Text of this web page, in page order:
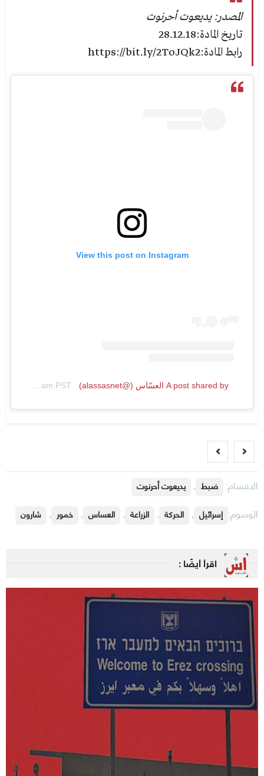
المصدر: يديعوت أحرنوت
تاريخ المادة:28.12.18
رابط المادة:https://bit.ly/2ToJQk2
View this post on Instagram
A post shared by العسّاس (@alassasnet) Jan 15, 2019 at 10:05am PST
الاقسام: ضبط , يديعوت أحرنوت
الوسوم: إسرائيل , الحركة , الزراعة , العساس , خمور , شارون
اقرأ أيضًا :